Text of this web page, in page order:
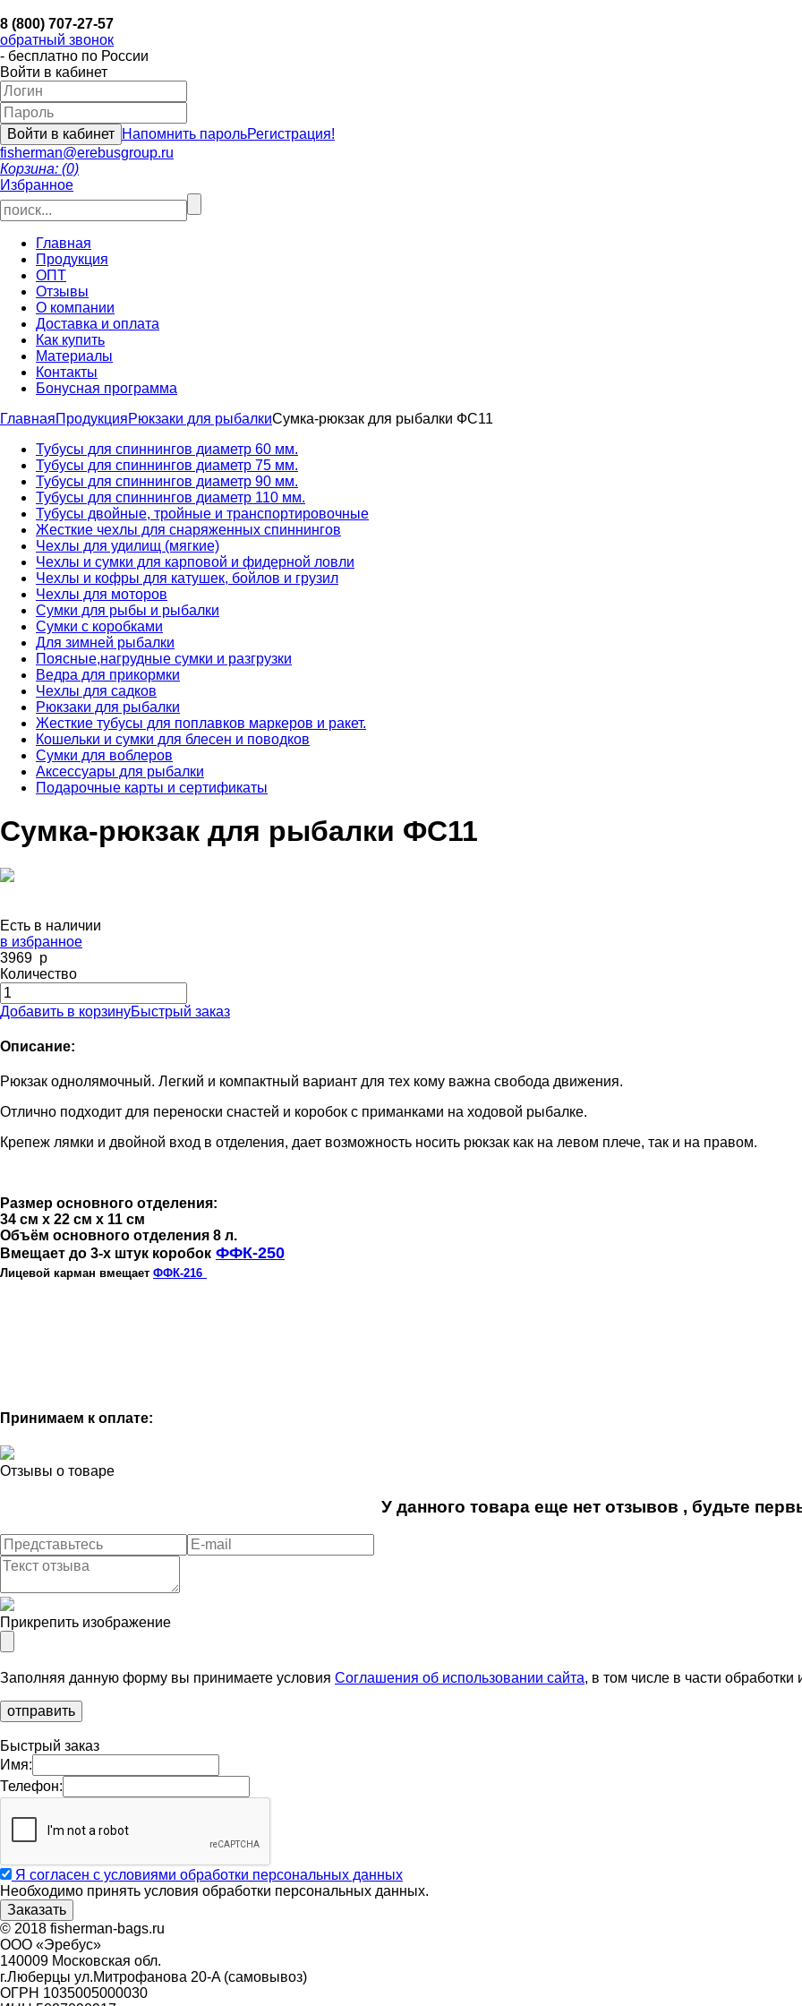
8 (800) 707-27-57
обратный звонок
- бесплатно по России
Войти в кабинет
Напомнить парольРегистрация!
fisherman@erebusgroup.ru
Корзина: (0)
Избранное
Главная
Продукция
ОПТ
Отзывы
О компании
Доставка и оплата
Как купить
Материалы
Контакты
Бонусная программа
ГлавнаяПродукцияРюкзаки для рыбалкиСумка-рюкзак для рыбалки ФС11
Тубусы для спиннингов диаметр 60 мм.
Тубусы для спиннингов диаметр 75 мм.
Тубусы для спиннингов диаметр 90 мм.
Тубусы для спиннингов диаметр 110 мм.
Тубусы двойные, тройные и транспортировочные
Жесткие чехлы для снаряженных спиннингов
Чехлы для удилищ (мягкие)
Чехлы и сумки для карповой и фидерной ловли
Чехлы и кофры для катушек, бойлов и грузил
Чехлы для моторов
Сумки для рыбы и рыбалки
Сумки с коробками
Для зимней рыбалки
Поясные,нагрудные сумки и разгрузки
Ведра для прикормки
Чехлы для садков
Рюкзаки для рыбалки
Жесткие тубусы для поплавков маркеров и ракет.
Кошельки и сумки для блесен и поводков
Сумки для воблеров
Аксессуары для рыбалки
Подарочные карты и сертификаты
Сумка-рюкзак для рыбалки ФС11
Есть в наличии
в избранное
3969 p
Количество
Добавить в корзинуБыстрый заказ
Описание:
Рюкзак однолямочный. Легкий и компактный вариант для тех кому важна свобода движения.
Отлично подходит для переноски снастей и коробок с приманками на ходовой рыбалке.
Крепеж лямки и двойной вход в отделения, дает возможность носить рюкзак как на левом плече, так и на правом.
Размер основного отделения:
34 cм х 22 cм х 11 cм
Объём основного отделения 8 л.
Вмещает до 3-х штук коробок ФФК-250
Лицевой карман вмещает ФФК-216
Принимаем к оплате:
Отзывы о товаре
У данного товара еще нет отзывов , будьте
Прикрепить изображение
Заполняя данную форму вы принимаете условия Соглашения об использовании сайта, в том числе в части
Быстрый заказ
Имя:
Телефон:
Я согласен с условиями обработки персональных данных
Необходимо принять условия обработки персональных данных.
© 2018 fisherman-bags.ru
ООО «Эребус»
140009 Московская обл.
г.Люберцы ул.Митрофанова 20-A (самовывоз)
ОГРН 1035005000030